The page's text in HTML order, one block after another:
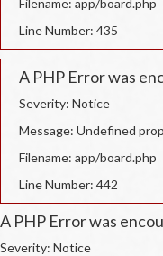
Filename: app/board.php
Line Number: 435
A PHP Error was
Severity: Notice
Message: Undefined
Filename: app/board.php
Line Number: 442
A PHP Error was
Severity: Notice